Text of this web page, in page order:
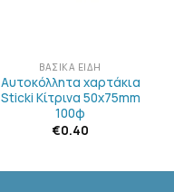
ΒΑΣΙΚΆ ΕΊΔΗ
Αυτοκόλλητα χαρτάκια
Sticki Κίτρινα 50x75mm
100φ
€0.40